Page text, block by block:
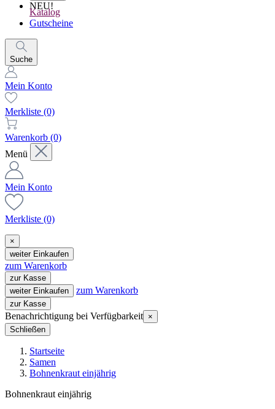
NEU!
Katalog
Gutscheine
Suche
Mein Konto
Merkliste (0)
Warenkorb (0)
Menü
Mein Konto
Merkliste (0)
×
weiter Einkaufen
zum Warenkorb
zur Kasse
weiter Einkaufen
zum Warenkorb
zur Kasse
Benachrichtigung bei Verfügbarkeit ×
Schließen
Startseite
Samen
Bohnenkraut einjährig
Bohnenkraut einjährig